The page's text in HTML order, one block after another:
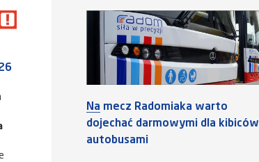
Na mecz Radomiaka warto
dojechać darmowymi dla kibiców
autobusami